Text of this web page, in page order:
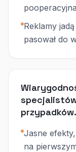
Reklamy
pasował do
przypadków.
Jasne
na